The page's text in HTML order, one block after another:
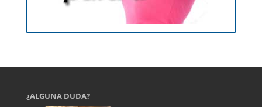
¿ALGUNA DUDA?